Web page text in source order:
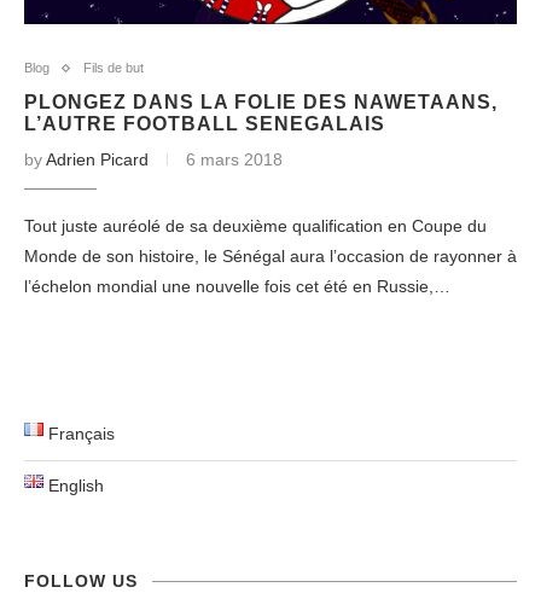
Blog Fils de but
PLONGEZ DANS LA FOLIE DES NAWETAANS,
L’AUTRE FOOTBALL SENEGALAIS
byAdrien Picard 6 mars 2018
Tout juste auréolé de sa deuxième qualification en Coupe du
Monde de son histoire, le Sénégal aura l’occasion de rayonner à
l’échelon mondial une nouvelle fois cet été en Russie,…
Français
English
FOLLOW US